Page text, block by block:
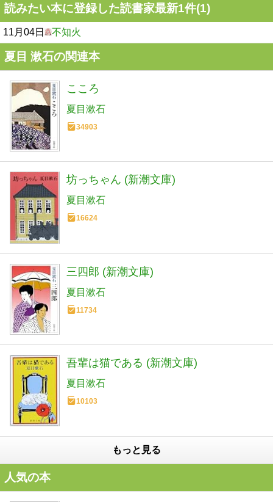
読みたい本に登録した読書家最新1件(1)
11月04日 不知火
夏目 漱石の関連本
こころ
夏目漱石
34903
坊っちゃん (新潮文庫)
夏目漱石
16624
三四郎 (新潮文庫)
夏目漱石
11734
吾輩は猫である (新潮文庫)
夏目漱石
10103
もっと見る
人気の本